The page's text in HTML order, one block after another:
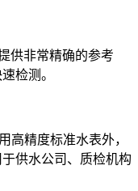
供非常精确的参考
检测。
精度标准水表外，
供水公司、质检机构